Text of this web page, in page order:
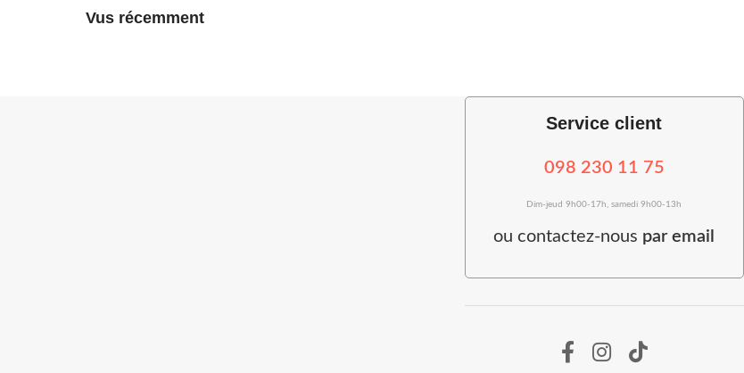
Vus récemment
Service client
098 230 11 75
Dim-jeud 9h00-17h, samedi 9h00-13h
oucontactez-nous par email